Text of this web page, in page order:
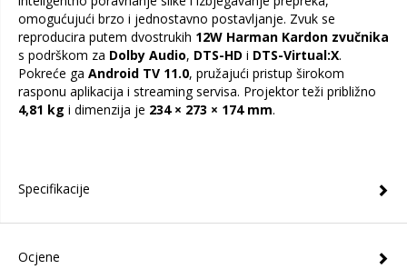
omogućujući brzo i jednostavno postavljanje. Zvuk se
reproducira putem dvostrukih 12W Harman Kardon zvučnika
s podrškom za Dolby Audio, DTS-HD i DTS-Virtual:X.
Pokreće ga Android TV 11.0, pružajući pristup širokom
rasponu aplikacija i streaming servisa. Projektor teži približno
4,81 kg i dimenzija je 234 × 273 × 174 mm.
Specifikacije
Ocjene